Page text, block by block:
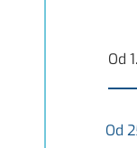
Od
Od